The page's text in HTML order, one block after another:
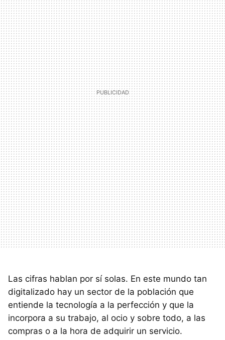
Las cifras hablan por sí solas. En este mundo tan
digitalizado hay un sector de la población que
entiende la tecnología a la perfección y que la
incorpora a su trabajo, al ocio y sobre todo, a las
compras o a la hora de adquirir un servicio.